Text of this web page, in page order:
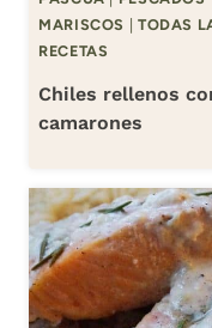
MARISCOS
TODAS
RECETAS
Chiles rellenos
camarones